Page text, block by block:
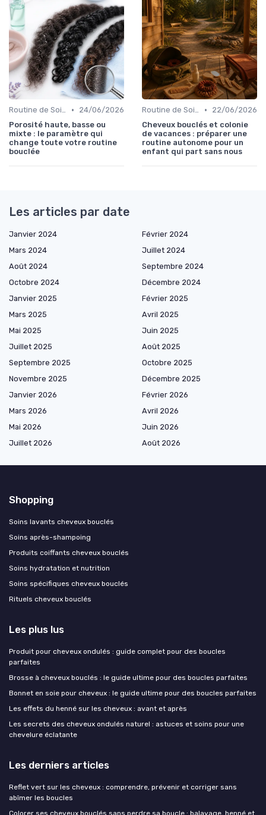
Routine de Soins pour Cheveux Bouclés •
24/06/2026
Porosité haute, basse ou
mixte : le paramètre qui
change toute votre routine
bouclée
Routine de Soins pour Cheveux Bouclés •
22/06/2026
Cheveux bouclés et colonie
de vacances : préparer une
routine autonome pour un
enfant qui part sans nous
Les articles par date
Janvier 2024
Février 2024
Mars 2024
Juillet 2024
Août 2024
Septembre 2024
Octobre 2024
Décembre 2024
Janvier 2025
Février 2025
Mars 2025
Avril 2025
Mai 2025
Juin 2025
Juillet 2025
Août 2025
Septembre 2025
Octobre 2025
Novembre 2025
Décembre 2025
Janvier 2026
Février 2026
Mars 2026
Avril 2026
Mai 2026
Juin 2026
Juillet 2026
Août 2026
Shopping
Soins lavants cheveux bouclés
Soins après-shampoing
Produits coiffants cheveux bouclés
Soins hydratation et nutrition
Soins spécifiques cheveux bouclés
Rituels cheveux bouclés
Les plus lus
Produit pour cheveux ondulés : guide complet pour des boucles
parfaites
Brosse à cheveux bouclés : le guide ultime pour des boucles parfaites
Bonnet en soie pour cheveux : le guide ultime pour des boucles parfaites
Les effets du henné sur les cheveux : avant et après
Les secrets des cheveux ondulés naturel : astuces et soins pour une
chevelure éclatante
Les derniers articles
Reflet vert sur les cheveux : comprendre, prévenir et corriger sans
abîmer les boucles
Colorer ses cheveux bouclés sans perdre sa boucle : balayage, henné et